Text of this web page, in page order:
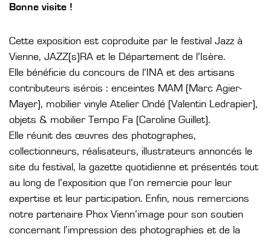
Bonne visite !
Cette exposition est coproduite par le festival Jazz à
Vienne, JAZZ(s)RA et le Département de l’Isère.
Elle bénéficie du concours de l’INA et des artisans
contributeurs isérois : enceintes MAM (Marc Agier-
Mayer), mobilier vinyle Atelier Ondé (Valentin Ledrapier),
objets & mobilier Tempo Fa (Caroline Guillet).
Elle réunit des œuvres des photographes,
collectionneurs, réalisateurs, illustrateurs annoncés le
site du festival, la gazette quotidienne et présentés tout
au long de l’exposition que l’on remercie pour leur
expertise et leur participation. Enfin, nous remercions
notre partenaire Phox Vienn’image pour son soutien
concernant l’impression des photographies et de la